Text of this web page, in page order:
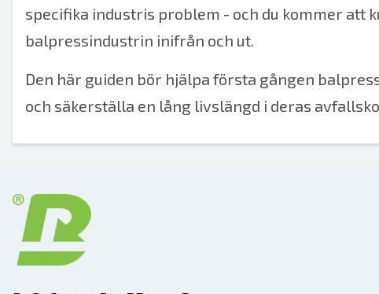
specifika industris problem - och du kommer att
balpressindustrin inifrån och ut.
Den här guiden bör hjälpa första gången
och säkerställa en lång livslängd i deras